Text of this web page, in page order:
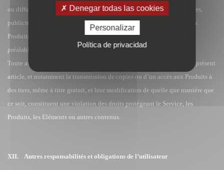
ou diffuser à des tiers, à titre gratuit ou onéreux, à des fins commerciales,
publicitaires ou autres, notamment sur un autre site web, le Service, les
Produits et/ou les Eléments, sans notre autorisation expresse, écrite, et
préalable.
Toute autre utilisation que celles expressément autorisées en vertu du présent
article, et notamment la transmission de copies ou d’un accès aux Produits à
des tiers, même à titre gratuit, et leur modification de quelle que manière que
ce soit, constituent une violation des droits protégeant le Service, les
Produits, les Eléments ou autres contenus.
XII. Autres responsabilités et obligations de l’utilisateur
Denegar todas las cookies
Personalizar
Política de privacidad